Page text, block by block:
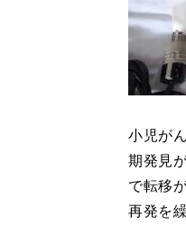
小児が
期発見
で転移
再発を